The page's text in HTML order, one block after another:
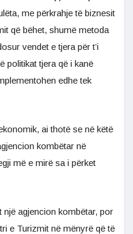
me përkrahje të biznesit
që bëhet, shumë metoda
vendet e tjera për t’i
politikat tjera që i kanë
edhe tek
ai thotë se në këtë
kombëtar në
më e mirë sa i përket
një agjencion kombëtar, por
e Turizmit në mënyrë që të